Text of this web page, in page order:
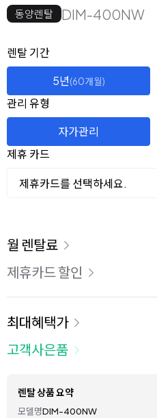
동양렌탈 DIM-400NW
옵션 선택
렌탈 선택
렌탈 기간
5년(60개월)
관리 유형
자가관리
제휴 카드
제휴카드를 선택하세요.
이용 요금
월 렌탈료
제휴카드 할인
최대혜택가
고객사은품
렌탈 상품 요약
모델명DIM-400NW